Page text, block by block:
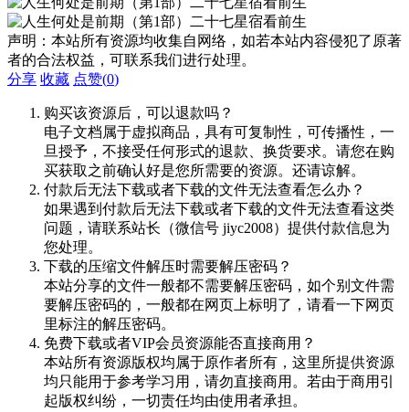
声明：本站所有资源均收集自网络，如若本站内容侵犯了原著
者的合法权益，可联系我们进行处理。
分享 收藏 点赞(0)
购买该资源后，可以退款吗？
电子文档属于虚拟商品，具有可复制性，可传播性，一
旦授予，不接受任何形式的退款、换货要求。请您在购
买获取之前确认好是您所需要的资源。还请谅解。
付款后无法下载或者下载的文件无法查看怎么办？
如果遇到付款后无法下载或者下载的文件无法查看这类
问题，请联系站长（微信号 jiyc2008）提供付款信息为
您处理。
下载的压缩文件解压时需要解压密码？
本站分享的文件一般都不需要解压密码，如个别文件需
要解压密码的，一般都在网页上标明了，请看一下网页
里标注的解压密码。
免费下载或者VIP会员资源能否直接商用？
本站所有资源版权均属于原作者所有，这里所提供资源
均只能用于参考学习用，请勿直接商用。若由于商用引
起版权纠纷，一切责任均由使用者承担。